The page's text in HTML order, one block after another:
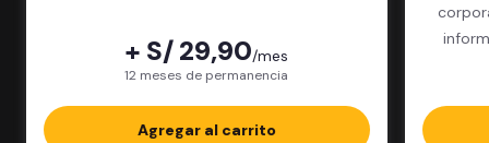
+ S/ 29,90/mes
12 meses de permanencia
Agregar al carrito